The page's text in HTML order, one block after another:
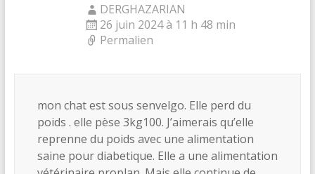
DERGHAZARIAN
26 juin 2024 à 11 h 48 min
Permalien
mon chat est sous senvelgo. Elle perd du
poids . elle pèse 3kg100. J’aimerais qu’elle
reprenne du poids avec une alimentation
saine pour diabetique. Elle a une alimentation